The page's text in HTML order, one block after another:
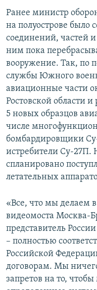
Ранее министр
на полуострове было
соединений, частей
ним пока
вооружение. Так, по
службы Южного
авиационные части
Ростовской области
5 новых образцов
числе
бомбардировщики
истребители Су-
спланировано
летательных
«Все, что мы делаем
видеомоста Москва-
представитель
– полностью
Российской
договорам. Мы
запретов на то,